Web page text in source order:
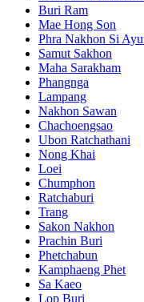
Buri Ram
Mae Hong Son
Phra Nakhon Si
Samut Sakhon
Maha Sarakham
Phangnga
Lampang
Nakhon Sawan
Chachoengsao
Ubon Ratchathani
Nong Khai
Loei
Chumphon
Ratchaburi
Trang
Sakon Nakhon
Prachin Buri
Phetchabun
Kamphaeng Phet
Sa Kaeo
Lop Buri